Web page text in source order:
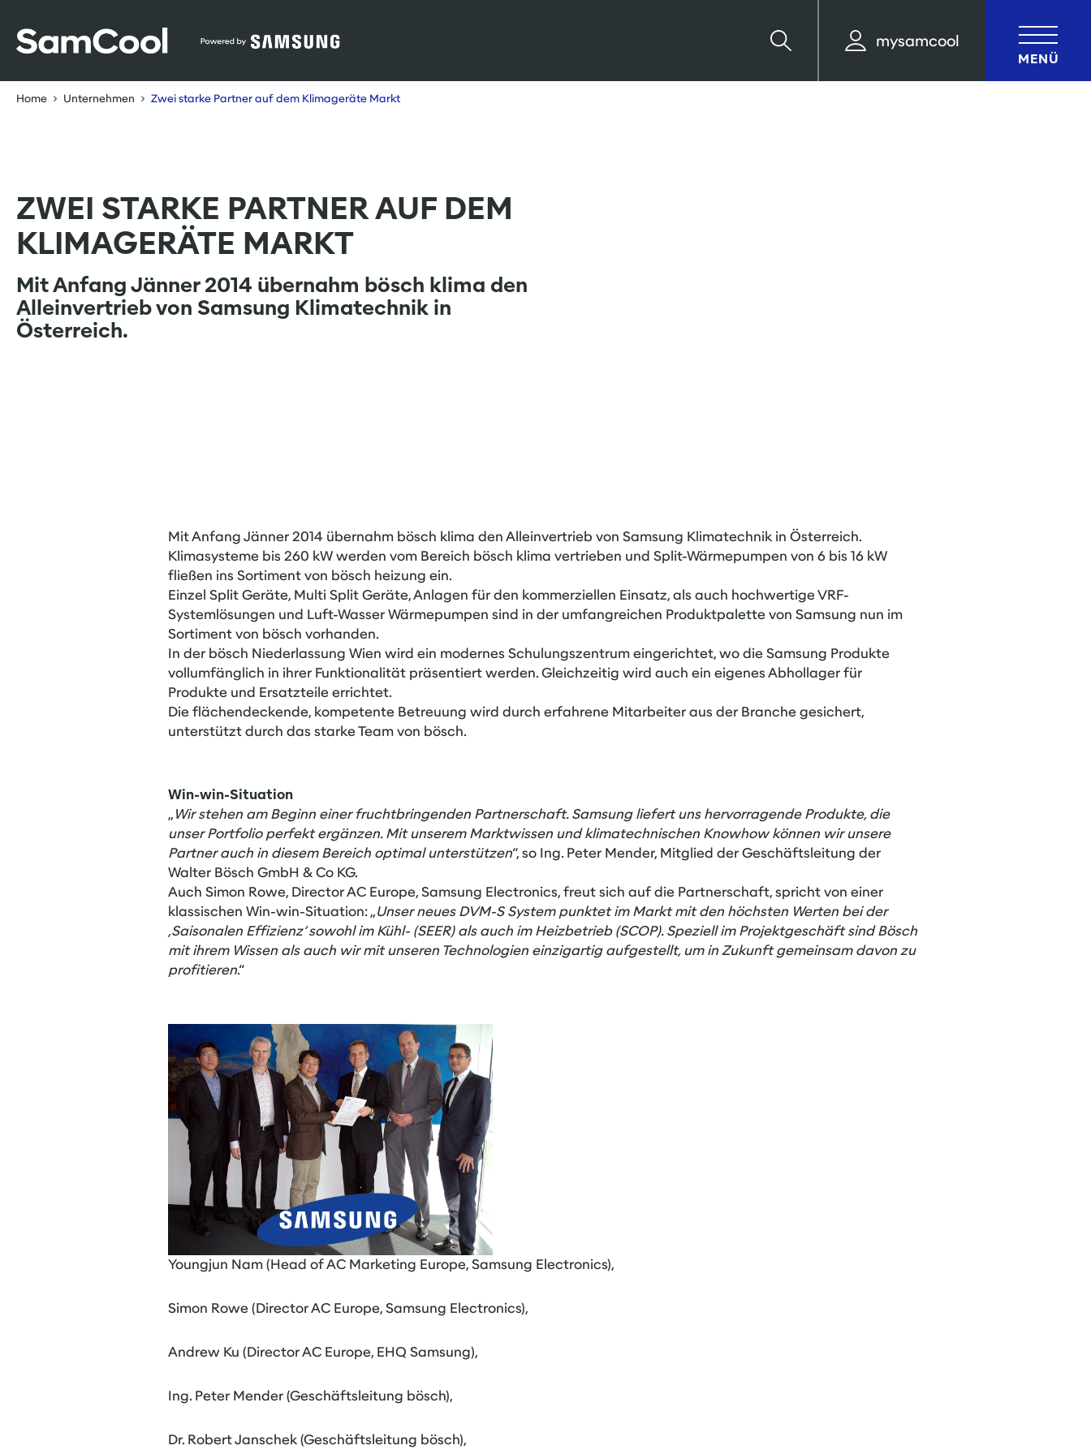
Suche
mysamcool
MENÜ
Home Unternehmen Zwei starke Partner auf dem Klimageräte Markt
ZWEI STARKE PARTNER AUF DEM
KLIMAGERÄTE MARKT
Mit Anfang Jänner 2014 übernahm bösch klima den
Alleinvertrieb von Samsung Klimatechnik in
Österreich.
Mit Anfang Jänner 2014 übernahm bösch klima den Alleinvertrieb von Samsung Klimatechnik in Österreich.
Klimasysteme bis 260 kW werden vom Bereich bösch klima vertrieben und Split-Wärmepumpen von 6 bis 16 kW
fließen ins Sortiment von bösch heizung ein.
Einzel Split Geräte, Multi Split Geräte, Anlagen für den kommerziellen Einsatz, als auch hochwertige VRF-
Systemlösungen und Luft-Wasser Wärmepumpen sind in der umfangreichen Produktpalette von Samsung nun im
Sortiment von bösch vorhanden.
In der bösch Niederlassung Wien wird ein modernes Schulungszentrum eingerichtet, wo die Samsung Produkte
vollumfänglich in ihrer Funktionalität präsentiert werden. Gleichzeitig wird auch ein eigenes Abhollager für
Produkte und Ersatzteile errichtet.
Die flächendeckende, kompetente Betreuung wird durch erfahrene Mitarbeiter aus der Branche gesichert,
unterstützt durch das starke Team von bösch.
Win-win-Situation
„Wir stehen am Beginn einer fruchtbringenden Partnerschaft. Samsung liefert uns hervorragende Produkte, die
unser Portfolio perfekt ergänzen. Mit unserem Marktwissen und klimatechnischen Knowhow können wir unsere
Partner auch in diesem Bereich optimal unterstützen“, so Ing. Peter Mender, Mitglied der Geschäftsleitung der
Walter Bösch GmbH & Co KG.
Auch Simon Rowe, Director AC Europe, Samsung Electronics, freut sich auf die Partnerschaft, spricht von einer
klassischen Win-win-Situation: „Unser neues DVM-S System punktet im Markt mit den höchsten Werten bei der
,Saisonalen Effizienz‘ sowohl im Kühl- (SEER) als auch im Heizbetrieb (SCOP). Speziell im Projektgeschäft sind Bösch
mit ihrem Wissen als auch wir mit unseren Technologien einzigartig aufgestellt, um in Zukunft gemeinsam davon zu
profitieren.“
Youngjun Nam (Head of AC Marketing Europe, Samsung Electronics),
Simon Rowe (Director AC Europe, Samsung Electronics),
Andrew Ku (Director AC Europe, EHQ Samsung),
Ing. Peter Mender (Geschäftsleitung bösch),
Dr. Robert Janschek (Geschäftsleitung bösch),